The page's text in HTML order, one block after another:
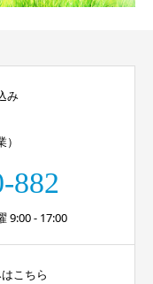
み
882
9:00 - 17:00
こちら